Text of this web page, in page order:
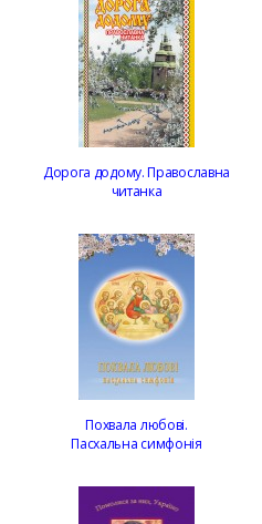
Дорога додому. Православна
читанка
Похвала любові.
Пасхальна симфонія